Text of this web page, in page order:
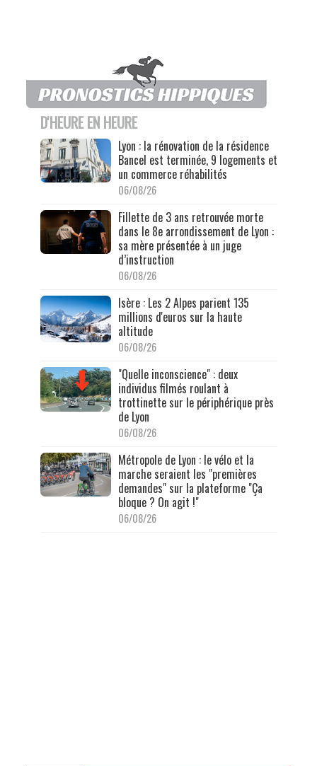
D'HEURE EN HEURE
Lyon : la rénovation de la résidence
Bancel est terminée, 9 logements et
un commerce réhabilités
06/08/26
Fillette de 3 ans retrouvée morte
dans le 8e arrondissement de Lyon :
sa mère présentée à un juge
d’instruction
06/08/26
Isère : Les 2 Alpes parient 135
millions d'euros sur la haute
altitude
06/08/26
"Quelle inconscience" : deux
individus filmés roulant à
trottinette sur le périphérique près
de Lyon
06/08/26
Métropole de Lyon : le vélo et la
marche seraient les "premières
demandes" sur la plateforme "Ça
bloque ? On agit !"
06/08/26